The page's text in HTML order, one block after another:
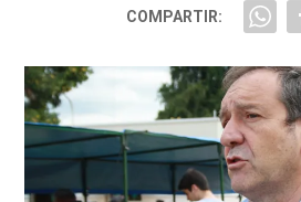
COMPARTIR: